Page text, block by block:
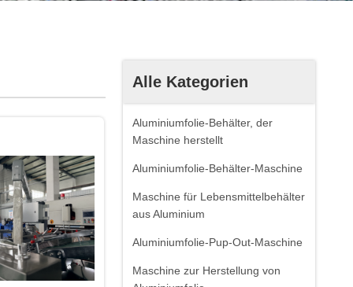
Alle Kategorien
Aluminiumfolie-Behälter, der
Maschine herstellt
Aluminiumfolie-Behälter-Maschine
Maschine für Lebensmittelbehälter
aus Aluminium
Aluminiumfolie-Pup-Out-Maschine
Maschine zur Herstellung von